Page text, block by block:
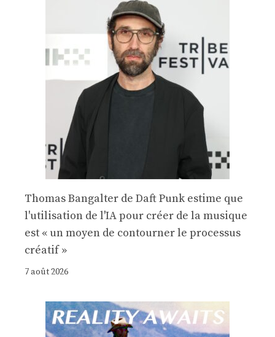
Thomas Bangalter de Daft Punk estime que
l'utilisation de l'IA pour créer de la musique
est « un moyen de contourner le processus
créatif »
7 août 2026